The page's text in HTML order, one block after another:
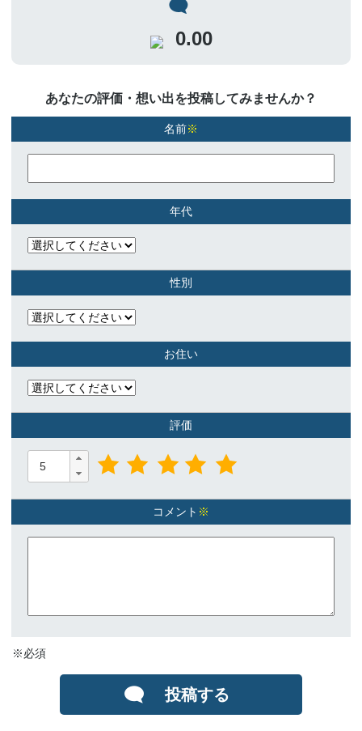
0.00
あなたの評価・想い出を投稿してみませんか？
名前※
年代
性別
お住い
評価
コメント ※
※必須